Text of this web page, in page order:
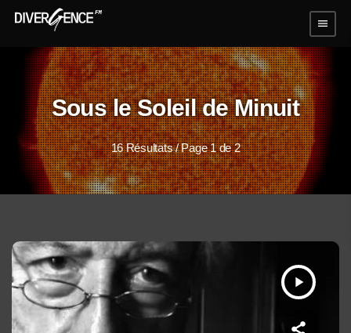
menu
Sous le Soleil de Minuit
16 Résultats / Page 1 de 2
play_arrow